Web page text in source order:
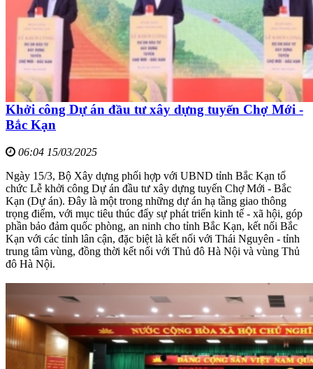
Khởi công Dự án đầu tư xây dựng tuyến Chợ Mới -
Bắc Kạn
06:04 15/03/2025
Ngày 15/3, Bộ Xây dựng phối hợp với UBND tỉnh Bắc Kạn tổ
chức Lễ khởi công Dự án đầu tư xây dựng tuyến Chợ Mới - Bắc
Kạn (Dự án). Đây là một trong những dự án hạ tầng giao thông
trọng điểm, với mục tiêu thúc đẩy sự phát triển kinh tế - xã hội, góp
phần bảo đảm quốc phòng, an ninh cho tỉnh Bắc Kạn, kết nối Bắc
Kạn với các tỉnh lân cận, đặc biệt là kết nối với Thái Nguyên - tỉnh
trung tâm vùng, đồng thời kết nối với Thủ đô Hà Nội và vùng Thủ
đô Hà Nội.